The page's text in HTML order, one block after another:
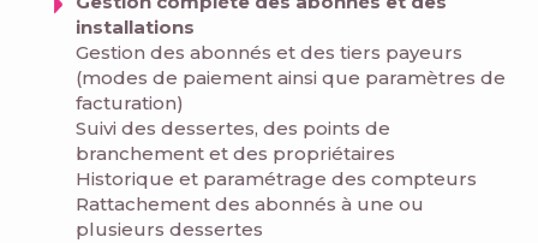
installations
Gestion des abonnés et des tiers payeurs
(modes de paiement ainsi que paramètres de
facturation)
Suivi des dessertes, des points de
branchement et des propriétaires
Historique et paramétrage des compteurs
Rattachement des abonnés à une ou
plusieurs dessertes